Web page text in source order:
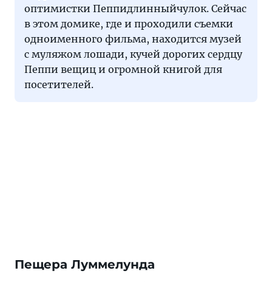
оптимистки Пеппидлинныйчулок. Сейчас
в этом домике, где и проходили съемки
одноименного фильма, находится музей
с муляжом лошади, кучей дорогих сердцу
Пеппи вещиц и огромной книгой для
посетителей.
Пещера Луммелунда